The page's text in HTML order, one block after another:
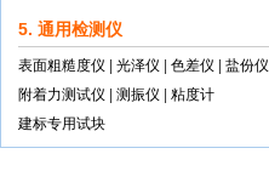
5. 通用检测仪
表面粗糙度仪 光泽仪 色差仪
盐份仪
附着力测试仪
测振仪
粘度计
建标专用试块